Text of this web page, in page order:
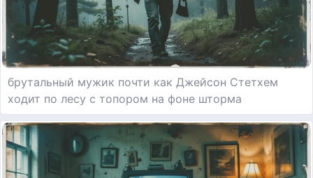
брутальный мужик почти как Джейсон Стетхем
ходит по лесу с топором на фоне шторма